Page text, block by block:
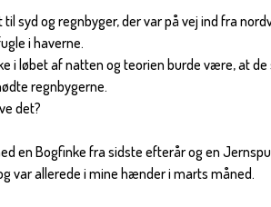
syd og regnbyger, der var på vej ind fra
i haverne.
i løbet af natten og teorien burde være, at de
regnbygerne.
det?
en Bogfinke fra sidste efterår og en
var allerede i mine hænder i marts måned.